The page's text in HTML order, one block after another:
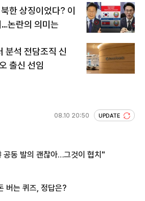
한 상징이었다? 이
논란의 의미는
분석 전담조직 신
출신 선임
08.10 20:50 UPDATE
동 발의 괜찮아…그것이 협치"
버는 퀴즈, 정답은?